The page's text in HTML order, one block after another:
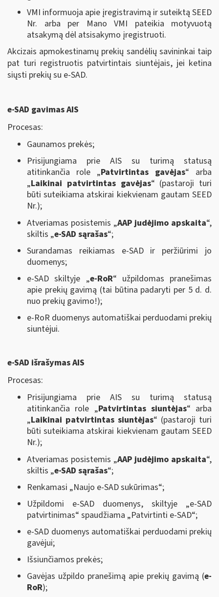
VMI informuoja apie įregistravimą ir suteiktą SEED
Nr. arba per Mano VMI pateikia motyvuotą
atsakymą dėl atsisakymo įregistruoti.
Akcizais apmokestinamų prekių sandėlių savininkai taip
pat turi registruotis patvirtintais siuntėjais, jei ketina
siųsti prekių su e-SAD.
e-SAD gavimas AIS
Procesas:
Gaunamos prekės;
Prisijungiama prie AIS su turimą statusą
atitinkančia role „Patvirtintas gavėjas“ arba
„Laikinai patvirtintas gavėjas“ (pastaroji turi
būti suteikiama atskirai kiekvienam gautam SEED
Nr.);
Atveriamas posistemis „AAP judėjimo apskaita“,
skiltis „e-SAD sąrašas“;
Surandamas reikiamas e-SAD ir peržiūrimi jo
duomenys;
e-SAD skiltyje „e-RoR“ užpildomas pranešimas
apie prekių gavimą (tai būtina padaryti per 5 d. d.
nuo prekių gavimo!);
e-RoR duomenys automatiškai perduodami prekių
siuntėjui.
e-SAD išrašymas AIS
Procesas:
Prisijungiama prie AIS su turimą statusą
atitinkančia role „Patvirtintas siuntėjas“ arba
„Laikinai patvirtintas siuntėjas“ (pastaroji turi
būti suteikiama atskirai kiekvienam gautam SEED
Nr.);
Atveriamas posistemis „AAP judėjimo apskaita“,
skiltis „e-SAD sąrašas“;
Renkamasi „Naujo e-SAD sukūrimas“;
Užpildomi e-SAD duomenys, skiltyje „e-SAD
patvirtinimas“ spaudžiama „Patvirtinti e-SAD“;
e-SAD duomenys automatiškai perduodami prekių
gavėjui;
Išsiunčiamos prekės;
Gavėjas užpildo pranešimą apie prekių gavimą (e-
RoR);